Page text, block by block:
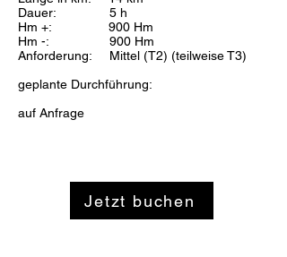
Dauer: 5 h
Hm +: 900 Hm
Hm -: 900 Hm
Anforderung: Mittel (T2) (teilweise T3)
geplante Durchführung:
auf Anfrage​
Jetzt buchen